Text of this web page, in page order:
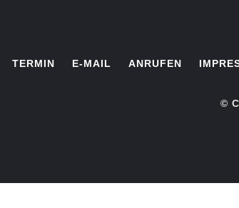
TERMIN E-MAIL ANRUFEN
©